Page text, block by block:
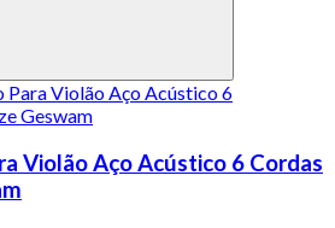
Violão Aço Acústico 6 Cordas